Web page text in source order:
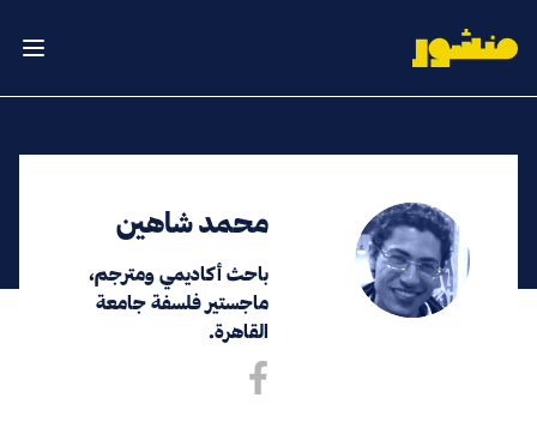
الصفحة الرئيسية
فتح
محمد شاهين
باحث أكاديمي ومترجم،
ماجستير فلسفة جامعة
القاهرة.